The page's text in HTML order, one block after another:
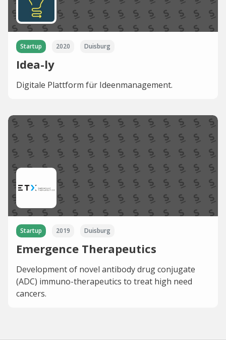
Startup 2020 Duisburg
Idea-ly
Digitale Plattform für Ideenmanagement.
Startup 2019 Duisburg
Emergence Therapeutics
Development of novel antibody drug conjugate
(ADC) immuno-therapeutics to treat high need
cancers.